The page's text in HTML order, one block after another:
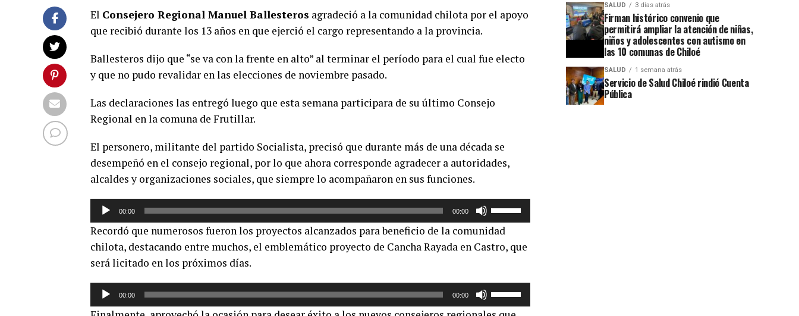
El Consejero Regional Manuel Ballesteros agradeció a la comunidad chilota por el apoyo
que recibió durante los 13 años en que ejerció el cargo representando a la provincia.
Ballesteros dijo que “se va con la frente en alto” al terminar el período para el cual fue electo
y que no pudo revalidar en las elecciones de noviembre pasado.
Las declaraciones las entregó luego que esta semana participara de su último Consejo
Regional en la comuna de Frutillar.
El personero, militante del partido Socialista, precisó que durante más de una década se
desempeñó en el consejo regional, por lo que ahora corresponde agradecer a autoridades,
alcaldes y organizaciones sociales, que siempre lo acompañaron en sus funciones.
Reproductor
audio
00:00 00:00
teclas
de
para
aumentar
Recordó que numerosos fueron los proyectos alcanzados para beneficio de la comunidad
chilota, destacando entre muchos, el emblemático proyecto de Cancha Rayada en Castro, que
será licitado en los próximos días.
Reproductor
00:00 00:00
SALUD 3 días atrás
Firman histórico convenio que
permitirá ampliar la atención de niñas,
niños y adolescentes con autismo en
las 10 comunas de Chiloé
SALUD 1 semana atrás
Servicio de Salud Chiloé rindió Cuenta
Pública